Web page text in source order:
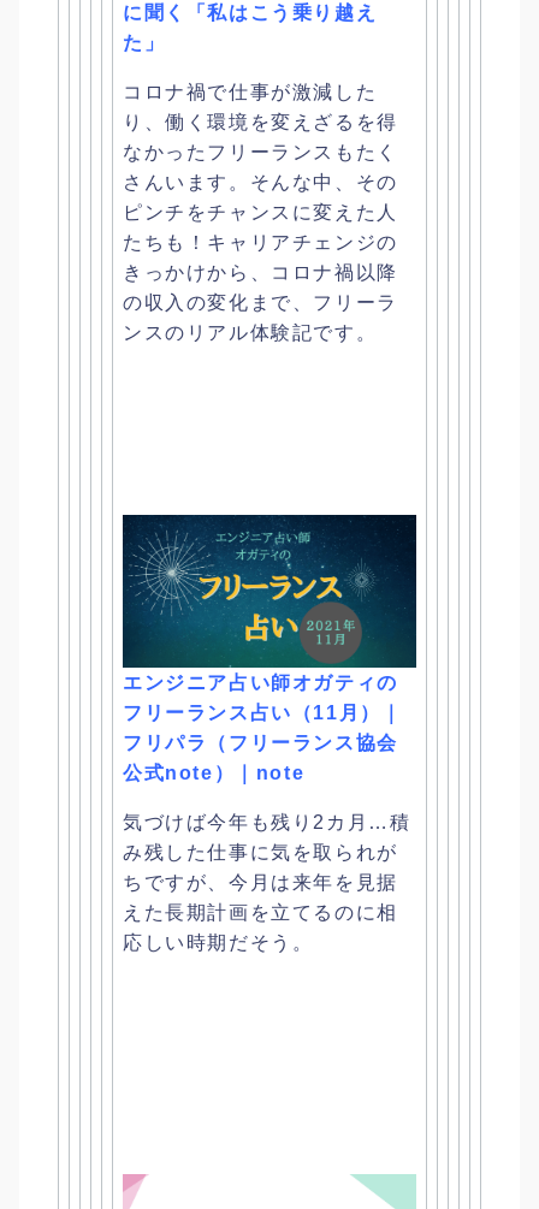
に聞く「私はこう乗り越え
た」
コロナ禍で仕事が激減した
り、働く環境を変えざるを得
なかったフリーランスもたく
さんいます。 そんな中、その
ピンチをチャンスに変えた人
たちも！ キャリアチェンジの
きっかけから、
コロナ禍以降
の収入の変化まで、 フリーラ
ンスのリアル体験記です。
エンジニア占い師オガティの
フリーランス占い（11月）｜
フリパラ（フリーランス協会
公式note）｜note
気づけば今年も残り2カ月… 積
み残した仕事に気を取られが
ちですが、 今月は来年を見据
えた長期計画を立てるのに相
応しい時期だそう。